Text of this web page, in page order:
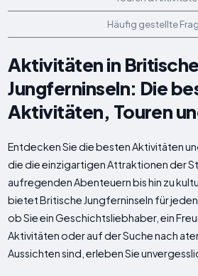
Häufig gestellte
Aktivitäten in Britische
Jungferninseln: Die
Aktivitäten, Touren
Entdecken Sie die besten Aktivitäten
die die einzigartigen Attraktionen der
aufregenden Abenteuern bis hin zu
bietet Britische Jungferninseln für jeden
ob Sie ein Geschichtsliebhaber, ein
Aktivitäten oder auf der Suche nach
Aussichten sind, erleben Sie